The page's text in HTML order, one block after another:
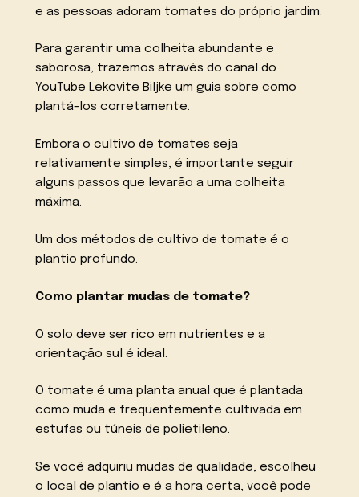
e as pessoas adoram tomates do próprio jardim.
Para garantir uma colheita abundante e
saborosa, trazemos através do canal do
YouTube Lekovite Biljke um guia sobre como
plantá-los corretamente.
Embora o cultivo de tomates seja
relativamente simples, é importante seguir
alguns passos que levarão a uma colheita
máxima.
Um dos métodos de cultivo de tomate é o
plantio profundo.
Como plantar mudas de tomate?
O solo deve ser rico em nutrientes e a
orientação sul é ideal.
O tomate é uma planta anual que é plantada
como muda e frequentemente cultivada em
estufas ou túneis de polietileno.
Se você adquiriu mudas de qualidade, escolheu
o local de plantio e é a hora certa, você pode